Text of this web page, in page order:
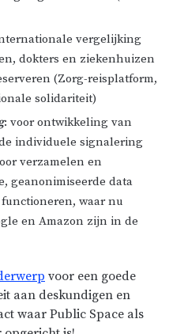
vergelijking
dokters en ziekenhuizen
(Zorg-reisplatform,
solidariteit)
: voor ontwikkeling van
individuele signalering
verzamelen en
geanonimiseerde data
waar nu
en Amazon zijn in de
voor een goede
aan deskundigen en
waar Public Space als